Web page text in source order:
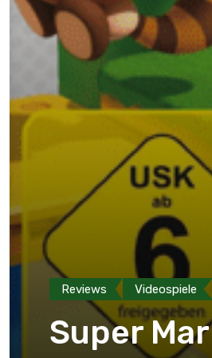
Reviews Videospiele
Super